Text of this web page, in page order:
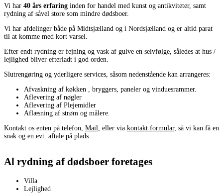
Vi har 40 års erfaring inden for handel med kunst og antikviteter, samt
rydning af såvel store som mindre dødsboer.
Vi har afdelinger både på Midtsjælland og i Nordsjælland og er altid parat
til at komme med kort varsel.
Efter endt rydning er fejning og vask af gulve en selvfølge, således at hus /
lejlighed bliver efterladt i god orden.
Slutrengøring og yderligere services, såsom nedenstående kan arrangeres:
Afvaskning af køkken , bryggers, paneler og vinduesrammer.
Aflevering af nøgler
Aflevering af Plejemidler
Aflæsning af strøm og målere.
Kontakt os enten på telefon, Mail , eller via kontakt formular, så vi kan få en
snak og en evt. aftale på plads.
Al rydning af dødsboer foretages
Villa
Lejlighed